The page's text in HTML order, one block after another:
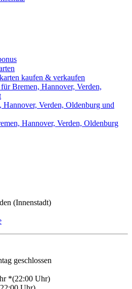
kaufen & verkaufen
Bremen, Hannover, Verden,
Hannover, Verden, Oldenburg und
Hannover, Verden, Oldenburg
(Innenstadt)
geschlossen
*(22:00 Uhr)